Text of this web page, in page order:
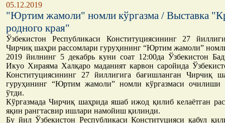
05.12.2019
"Юртим жамоли" номли кўргазма / Выставка
родного края"
Ўзбекистон Республикаси Конституциясининг 27
Чирчиқ шаҳри рассомлари гуруҳининг “Юртим жамоли”
2019 йилнинг 5 декабрь куни соат 12:00да Ўзбекистон
Икуо Хираяма Халқаро маданият карвон саройида
Конституциясининг 27 йиллигига бағишланган Чирчиқ
гуруҳининг “Юртим жамоли” номли кўргазмаси очилиши
ўтди.
Кўргазмада Чирчиқ шаҳрида яшаб ижод қилиб келаётган
яқин рангтасвир ишлари намойиш қилинди.
Бу йил Ўзбекистон Республикаси Конституцияси қабул